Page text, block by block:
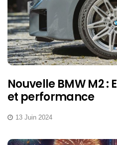
Nouvelle BMW M2 :
et performance
13 Juin 2024